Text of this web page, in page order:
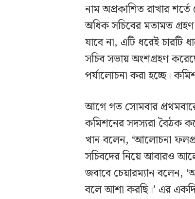
নাম অপ্রকাশিত রাখার
অধিক সচিবের মতামত
যাবে না, এটি ধরেই চারটি
সচিব সভায় অংশগ্রহণ
পর্যালোচনা করা হচ্ছে।
আগে গত সোমবার
কমিশনের সদস্যরা বৈঠক
খান বলেন, ‘আলোচনা
সচিবদের নিয়ে আবারও
জবাবে চেয়ারম্যান বলেন,
বলে আশা করছি।’ এর